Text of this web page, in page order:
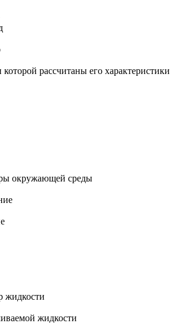
рассчитаны его характеристики
окружающей среды
жидкости
жидкости